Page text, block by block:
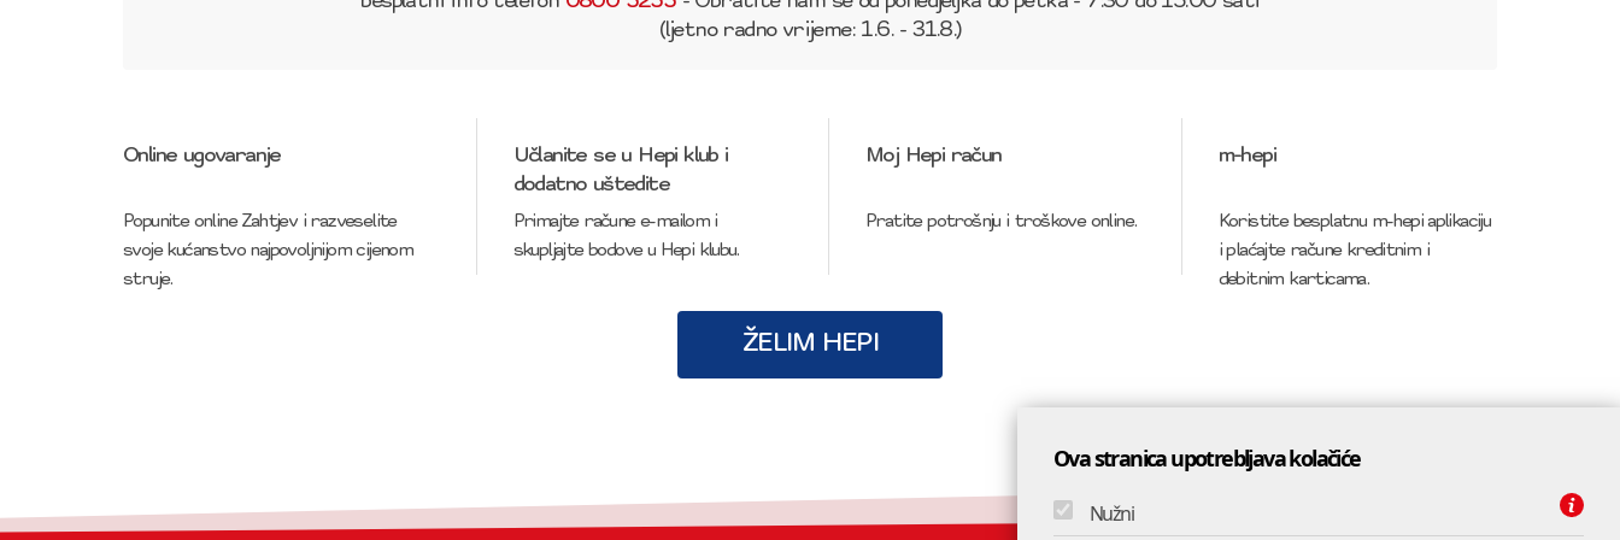
(ljetno radno vrijeme: 1.6. - 31.8.)
Online ugovaranje
Popunite online Zahtjev i razveselite
svoje kućanstvo najpovoljnijom cijenom
struje.
Učlanite se u Hepi klub i
dodatno uštedite
Primajte račune e-mailom i
skupljajte bodove u Hepi klubu.
Moj Hepi račun
Pratite potrošnju i troškove online.
m-hepi
Koristite besplatnu m-hepi aplikaciju
i plaćajte račune kreditnim i
debitnim karticama.
ŽELIM HEPI
Ova stranica upotrebljava kolačiće
Nužni